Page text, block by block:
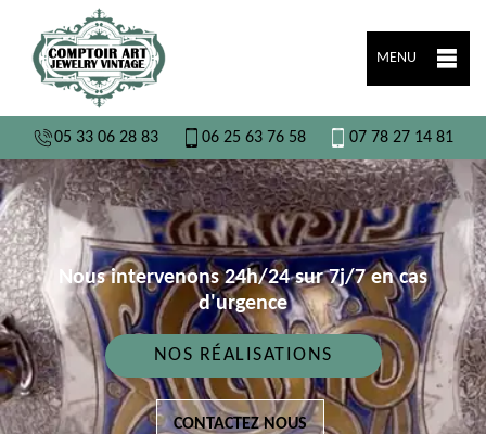
MENU
05 33 06 28 83 06 25 63 76 58 07 78 27 14 81
Nous intervenons 24h/24 sur 7j/7 en cas
d'urgence
NOS RÉALISATIONS
CONTACTEZ NOUS